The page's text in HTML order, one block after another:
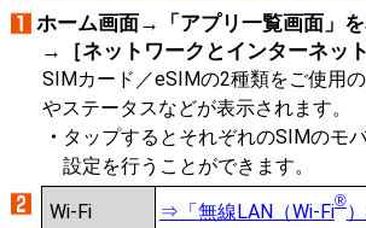
ホーム画面→「アプリ一覧画面」
→［ネットワークとインターネット
SIMカード／eSIMの2種類をご使用
やステータスなどが表示されます。
タップするとそれぞれのSIMのモ
設定を行うことができます。
Wi-Fi
⇒「無線LAN（Wi-Fi®